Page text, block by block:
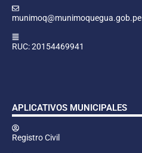
munimoq@munimoquegua.gob.pe
RUC: 20154469941
APLICATIVOS MUNICIPALES
Registro Civil